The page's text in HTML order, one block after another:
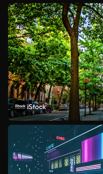
iStock